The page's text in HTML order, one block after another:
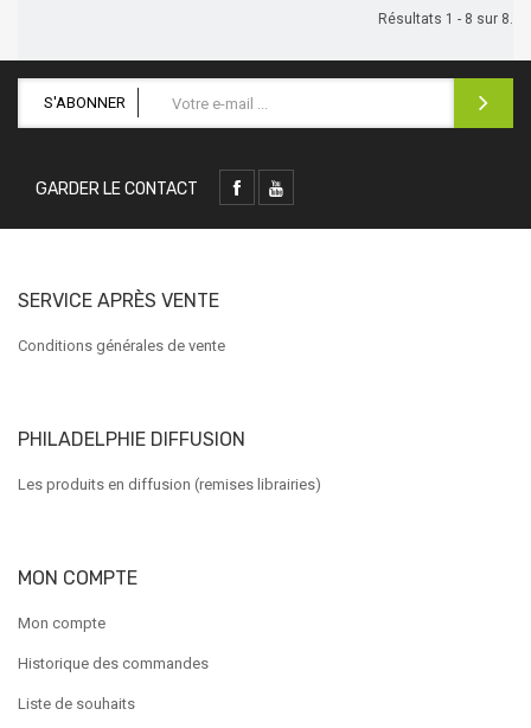
Résultats 1 - 8 sur 8.
S'ABONNER
GARDER LE CONTACT
SERVICE APRÈS VENTE
Conditions générales de vente
PHILADELPHIE DIFFUSION
Les produits en diffusion (remises librairies)
MON COMPTE
Mon compte
Historique des commandes
Liste de souhaits